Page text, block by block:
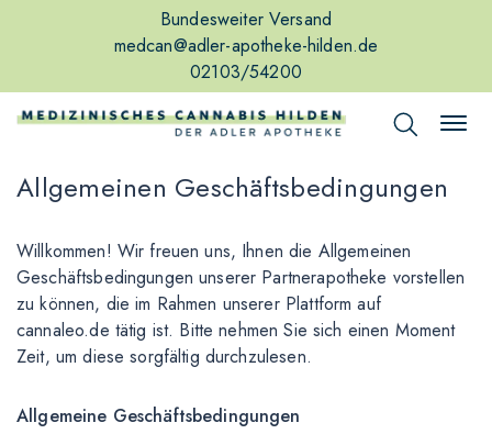
Bundesweiter Versand
medcan@adler-apotheke-hilden.de
02103/54200
Allgemeinen Geschäftsbedingungen
Willkommen! Wir freuen uns, Ihnen die Allgemeinen
Geschäftsbedingungen unserer Partnerapotheke vorstellen
zu können, die im Rahmen unserer Plattform auf
cannaleo.de tätig ist. Bitte nehmen Sie sich einen Moment
Zeit, um diese sorgfältig durchzulesen.
Allgemeine Geschäftsbedingungen